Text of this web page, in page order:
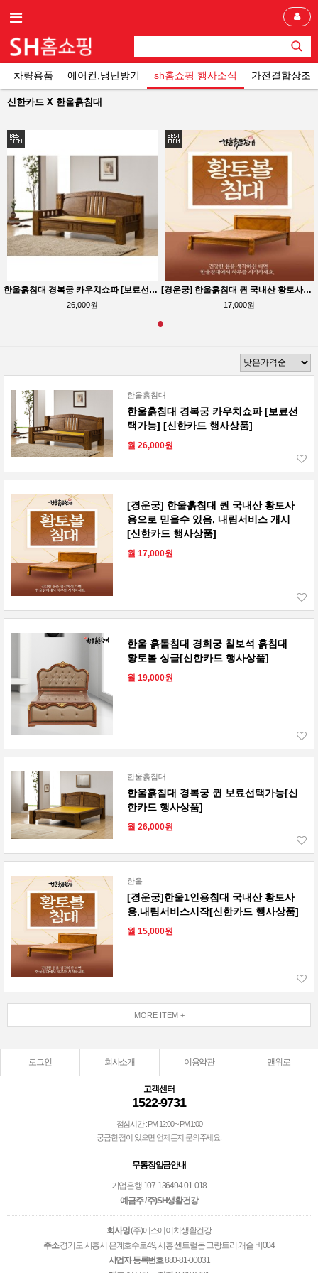
차량용품 에어컨,냉난방기 sh홈쇼핑 행사소식 가전결합상조
신한카드 X 한울흙침대
한울흙침대 경복궁 카우치쇼파 [보료선택가능] [신한카드 행사상품]
26,000원
[경운궁] 한울흙침대 퀀 국내산 황토사용으로 믿을수 있음, 내림서비스 개시[신한카드 행사상품]
17,000원
한울흙침대
한울흙침대 경복궁 카우치쇼파 [보료선
택가능] [신한카드 행사상품]
월 26,000원
[경운궁] 한울흙침대 퀀 국내산 황토사
용으로 믿을수 있음, 내림서비스 개시
[신한카드 행사상품]
월 17,000원
한울 흙돌침대 경희궁 칠보석 흙침대
황토볼 싱글[신한카드 행사상품]
월 19,000원
한울흙침대
한울흙침대 경복궁 퀸 보료선택가능[신
한카드 행사상품]
월 26,000원
한울
[경운궁]한울1인용침대 국내산 황토사
용,내림서비스시작[신한카드 행사상품]
월 15,000원
MORE ITEM +
로그인 회사소개 이용약관 맨위로
고객센터
1522-9731
점심시간 : PM 12:00 ~ PM 1:00
궁금한 점이 있으면 언제든지 문의주세요.
무통장입금안내
기업은행 107-136494-01-018
예금주 / 주)SH생활건강
회사명(주)에스에이치생활건강
주소경기도 시흥시 은계호수로49, 시흥 센트럴돔 그랑트리 캐슬 비004
사업자 등록번호880-81-00031